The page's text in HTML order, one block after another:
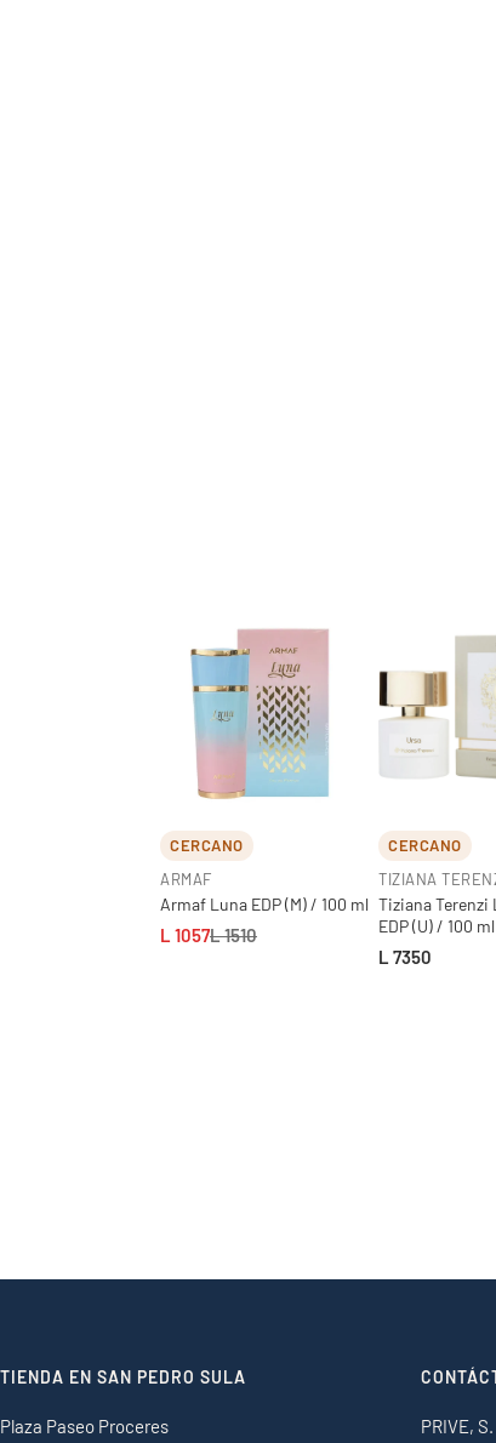
CERCANO
ARMAF
Armaf Luna EDP (M) / 100 ml
L 1057L 1510
CERCANO
TIZIANA
Tiziana Terenzi
EDP (U) / 100 ml
L 7350
TIENDA EN SAN PEDRO SULA
Plaza Paseo Proceres PRIVE,